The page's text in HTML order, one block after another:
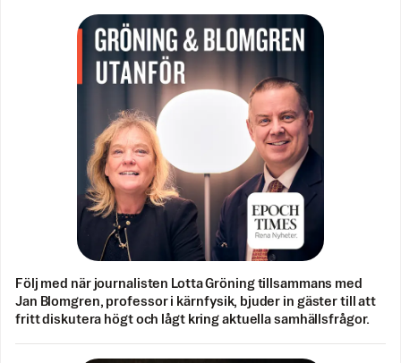
Följ med när journalisten Lotta Gröning tillsammans med
Jan Blomgren, professor i kärnfysik, bjuder in gäster till att
fritt diskutera högt och lågt kring aktuella samhällsfrågor.